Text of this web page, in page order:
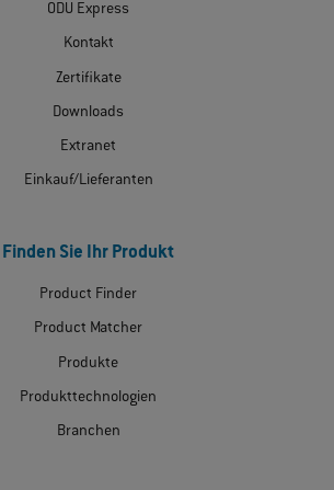
ODU Express
Kontakt
Zertifikate
Downloads
Extranet
Einkauf/Lieferanten
Finden Sie Ihr Produkt
Product Finder
Product Matcher
Produkte
Produkttechnologien
Branchen